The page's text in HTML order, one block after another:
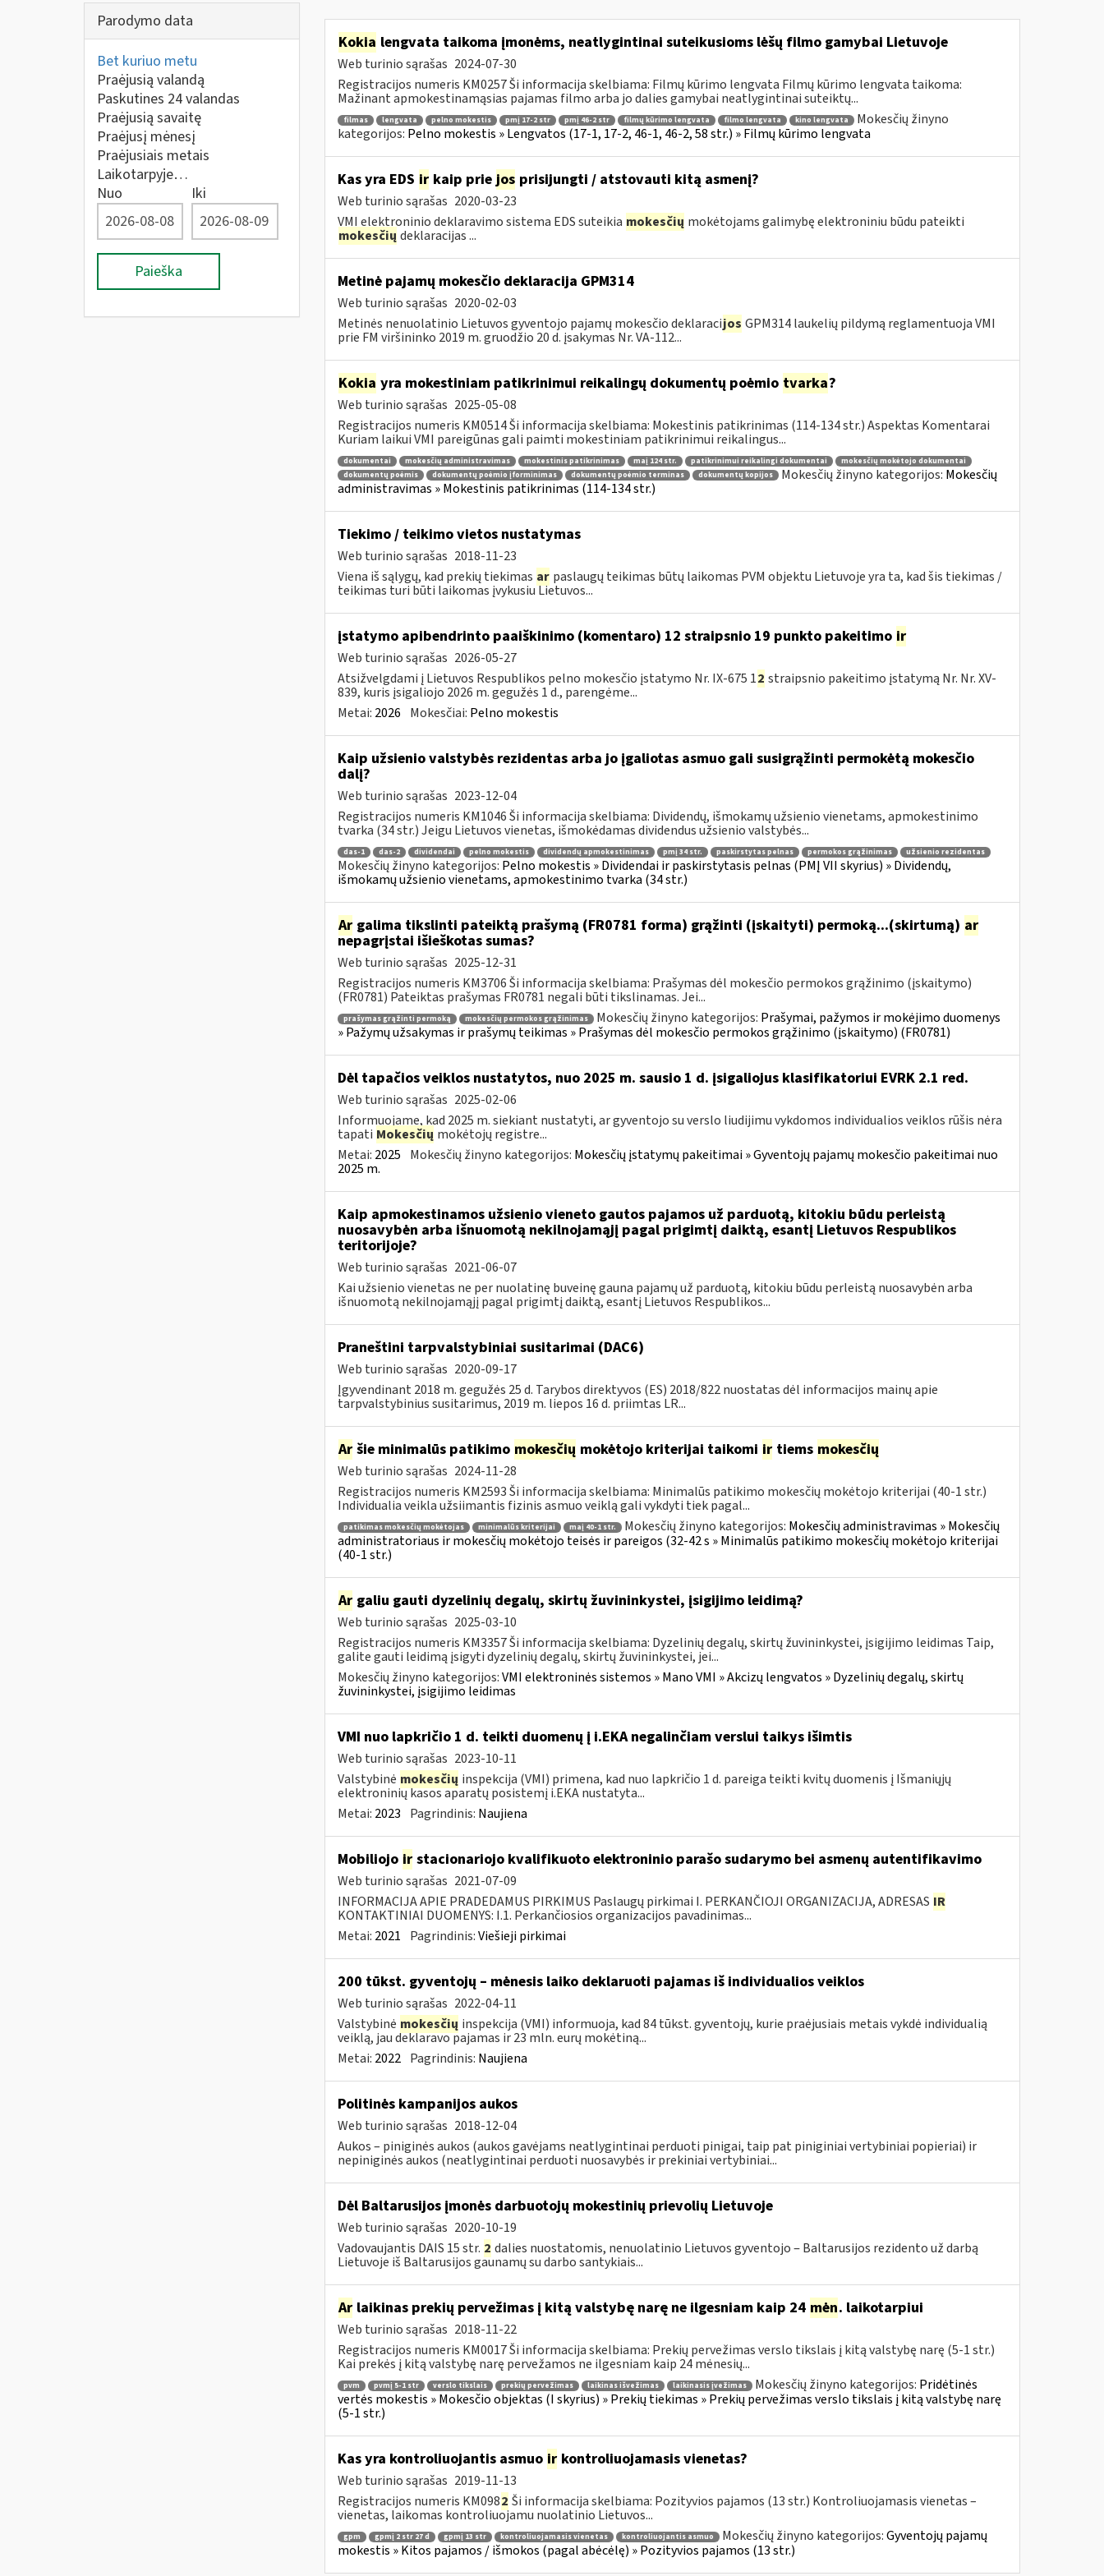
Parodymo data
Bet kuriuo metu
Praėjusią valandą
Paskutines 24 valandas
Praėjusią savaitę
Praėjusį mėnesį
Praėjusiais metais
Laikotarpyje…
Nuo
Iki
Paieška
Kokia lengvata taikoma įmonėms, neatlygintinai suteikusioms lėšų filmo gamybai Lietuvoje
Web turinio sąrašas 2024-07-30
Registracijos numeris KM0257 Ši informacija skelbiama: Filmų kūrimo lengvata Filmų kūrimo lengvata taikoma:
Mažinant apmokestinamąsias pajamas filmo arba jo dalies gamybai neatlygintinai suteiktų...
filmas lengvata pelno mokestis pmį 17-2 str pmį 46-2 str filmų kūrimo lengvata filmo lengvata kino lengvata
Mokesčių žinyno
kategorijos: Pelno mokestis » Lengvatos (17-1, 17-2, 46-1, 46-2, 58 str.) » Filmų kūrimo lengvata
Kas yra EDS irkaip priejos prisijungti / atstovauti kitą asmenį?
Web turinio sąrašas 2020-03-23
VMI elektroninio deklaravimo sistema EDS suteikia mokesčių mokėtojams galimybę elektroniniu būdu pateikti
mokesčių deklaracijas ...
Metinė pajamų mokesčio deklaracija GPM314
Web turinio sąrašas 2020-02-03
Metinės nenuolatinio Lietuvos gyventojo pajamų mokesčio deklaracijos GPM314 laukelių pildymą reglamentuoja VMI
prie FM viršininko 2019 m. gruodžio 20 d. įsakymas Nr. VA-112...
Kokia yra mokestiniam patikrinimui reikalingų dokumentų poėmio tvarka?
Web turinio sąrašas 2025-05-08
Registracijos numeris KM0514 Ši informacija skelbiama: Mokestinis patikrinimas (114-134 str.) Aspektas Komentarai
Kuriam laikui VMI pareigūnas gali paimti mokestiniam patikrinimui reikalingus...
dokumentai mokesčių administravimas mokestinis patikrinimas maį 124 str. patikrinimui reikalingi dokumentai
mokesčių mokėtojo dokumentai
dokumentų poėmis
dokumentų poėmio įforminimas dokumentų poėmio terminas dokumentų kopijos Mokesčių žinyno kategorijos: Mokesčių
administravimas » Mokestinis patikrinimas (114-134 str.)
Tiekimo / teikimo vietos nustatymas
Web turinio sąrašas 2018-11-23
Viena iš sąlygų, kad prekių tiekimas ar paslaugų teikimas būtų laikomas PVM objektu Lietuvoje yra ta, kad šis tiekimas /
teikimas turi būti laikomas įvykusiu Lietuvos...
įstatymo apibendrinto paaiškinimo (komentaro) 12 straipsnio 19 punkto pakeitimo ir
Web turinio sąrašas 2026-05-27
Atsižvelgdami į Lietuvos Respublikos pelno mokesčio įstatymo Nr. IX-675 12 straipsnio pakeitimo įstatymą Nr. Nr. XV-
839, kuris įsigaliojo 2026 m. gegužės 1 d., parengėme...
Metai: 2026 Mokesčiai: Pelno mokestis
Kaip užsienio valstybės rezidentas arba jo įgaliotas asmuo gali susigrąžinti permokėtą mokesčio
dalį?
Web turinio sąrašas 2023-12-04
Registracijos numeris KM1046 Ši informacija skelbiama: Dividendų, išmokamų užsienio vienetams, apmokestinimo
tvarka (34 str.) Jeigu Lietuvos vienetas, išmokėdamas dividendus užsienio valstybės...
das-1 das-2 dividendai pelno mokestis dividendų apmokestinimas pmį 34 str. paskirstytas pelnas permokos grąžinimas užsienio rezidentas
Mokesčių žinyno kategorijos: Pelno mokestis » Dividendai ir paskirstytasis pelnas (PMĮ VII skyrius) » Dividendų,
išmokamų užsienio vienetams, apmokestinimo tvarka (34 str.)
Argalima tikslinti pateiktą prašymą (FR0781 forma) grąžinti (įskaityti) permoką...(skirtumą) ar
nepagrįstai išieškotas sumas?
Web turinio sąrašas 2025-12-31
Registracijos numeris KM3706 Ši informacija skelbiama: Prašymas dėl mokesčio permokos grąžinimo (įskaitymo)
(FR0781) Pateiktas prašymas FR0781 negali būti tikslinamas. Jei...
prašymas grąžinti permoką mokesčių permokos grąžinimas Mokesčių žinyno kategorijos: Prašymai, pažymos ir mokėjimo duomenys
» Pažymų užsakymas ir prašymų teikimas » Prašymas dėl mokesčio permokos grąžinimo (įskaitymo) (FR0781)
Dėl tapačios veiklos nustatytos, nuo 2025 m. sausio 1 d. įsigaliojus klasifikatoriui EVRK 2.1 red.
Web turinio sąrašas 2025-02-06
Informuojame, kad 2025 m. siekiant nustatyti, ar gyventojo su verslo liudijimu vykdomos individualios veiklos rūšis nėra
tapati Mokesčių mokėtojų registre...
Metai: 2025 Mokesčių žinyno kategorijos: Mokesčių įstatymų pakeitimai » Gyventojų pajamų mokesčio pakeitimai nuo
2025 m.
Kaip apmokestinamos užsienio vieneto gautos pajamos už parduotą, kitokiu būdu perleistą
nuosavybėn arba išnuomotą nekilnojamąjį pagal prigimtį daiktą, esantį Lietuvos Respublikos
teritorijoje?
Web turinio sąrašas 2021-06-07
Kai užsienio vienetas ne per nuolatinę buveinę gauna pajamų už parduotą, kitokiu būdu perleistą nuosavybėn arba
išnuomotą nekilnojamąjį pagal prigimtį daiktą, esantį Lietuvos Respublikos...
Praneštini tarpvalstybiniai susitarimai (DAC6)
Web turinio sąrašas 2020-09-17
Įgyvendinant 2018 m. gegužės 25 d. Tarybos direktyvos (ES) 2018/822 nuostatas dėl informacijos mainų apie
tarpvalstybinius susitarimus, 2019 m. liepos 16 d. priimtas LR...
Aršie minimalūs patikimo mokesčių mokėtojo kriterijai taikomi irtiems mokesčių
Web turinio sąrašas 2024-11-28
Registracijos numeris KM2593 Ši informacija skelbiama: Minimalūs patikimo mokesčių mokėtojo kriterijai (40-1 str.)
Individualia veikla užsiimantis fizinis asmuo veiklą gali vykdyti tiek pagal...
patikimas mokesčių mokėtojas minimalūs kriterijai maį 40-1 str. Mokesčių žinyno kategorijos: Mokesčių administravimas » Mokesčių
administratoriaus ir mokesčių mokėtojo teisės ir pareigos (32-42 s » Minimalūs patikimo mokesčių mokėtojo kriterijai
(40-1 str.)
Argaliu gauti dyzelinių degalų, skirtų žuvininkystei, įsigijimo leidimą?
Web turinio sąrašas 2025-03-10
Registracijos numeris KM3357 Ši informacija skelbiama: Dyzelinių degalų, skirtų žuvininkystei, įsigijimo leidimas Taip,
galite gauti leidimą įsigyti dyzelinių degalų, skirtų žuvininkystei, jei...
Mokesčių žinyno kategorijos:VMI elektroninės sistemos » Mano VMI » Akcizų lengvatos » Dyzelinių degalų, skirtų
žuvininkystei, įsigijimo leidimas
VMI nuo lapkričio 1 d. teikti duomenų į i.EKA negalinčiam verslui taikys išimtis
Web turinio sąrašas 2023-10-11
Valstybinė mokesčių inspekcija (VMI) primena, kad nuo lapkričio 1 d. pareiga teikti kvitų duomenis į Išmaniųjų
elektroninių kasos aparatų posistemį i.EKA nustatyta...
Metai: 2023 Pagrindinis: Naujiena
Mobiliojo irstacionariojo kvalifikuoto elektroninio parašo sudarymo bei asmenų autentifikavimo
Web turinio sąrašas 2021-07-09
INFORMACIJA APIE PRADEDAMUS PIRKIMUS Paslaugų pirkimai I. PERKANČIOJI ORGANIZACIJA, ADRESAS IR
KONTAKTINIAI DUOMENYS: I.1. Perkančiosios organizacijos pavadinimas...
Metai: 2021 Pagrindinis:Viešieji pirkimai
200 tūkst. gyventojų – mėnesis laiko deklaruoti pajamas iš individualios veiklos
Web turinio sąrašas 2022-04-11
Valstybinė mokesčių inspekcija (VMI) informuoja, kad 84 tūkst. gyventojų, kurie praėjusiais metais vykdė individualią
veiklą, jau deklaravo pajamas ir 23 mln. eurų mokėtiną...
Metai: 2022 Pagrindinis: Naujiena
Politinės kampanijos aukos
Web turinio sąrašas 2018-12-04
Aukos – piniginės aukos (aukos gavėjams neatlygintinai perduoti pinigai, taip pat piniginiai vertybiniai popieriai) ir
nepiniginės aukos (neatlygintinai perduoti nuosavybės ir prekiniai vertybiniai...
Dėl Baltarusijos įmonės darbuotojų mokestinių prievolių Lietuvoje
Web turinio sąrašas 2020-10-19
Vadovaujantis DAIS 15 str. 2 dalies nuostatomis, nenuolatinio Lietuvos gyventojo ‒ Baltarusijos rezidento už darbą
Lietuvoje iš Baltarusijos gaunamų su darbo santykiais...
Arlaikinas prekių pervežimas į kitą valstybę narę ne ilgesniam kaip 24 mėn. laikotarpiui
Web turinio sąrašas 2018-11-22
Registracijos numeris KM0017 Ši informacija skelbiama: Prekių pervežimas verslo tikslais į kitą valstybę narę (5-1 str.)
Kai prekės į kitą valstybę narę pervežamos ne ilgesniam kaip 24 mėnesių...
pvm pvmį 5-1 str verslo tikslais prekių pervežimas laikinas išvežimas laikinasis įvežimas Mokesčių žinyno kategorijos: Pridėtinės
vertės mokestis » Mokesčio objektas (I skyrius) » Prekių tiekimas » Prekių pervežimas verslo tikslais į kitą valstybę narę
(5-1 str.)
Kas yra kontroliuojantis asmuo irkontroliuojamasis vienetas?
Web turinio sąrašas 2019-11-13
Registracijos numeris KM0982 Ši informacija skelbiama: Pozityvios pajamos (13 str.) Kontroliuojamasis vienetas –
vienetas, laikomas kontroliuojamu nuolatinio Lietuvos...
gpm gpmį 2 str 27 d gpmį 13 str kontroliuojamasis vienetas kontroliuojantis asmuo Mokesčių žinyno kategorijos:Gyventojų pajamų
mokestis » Kitos pajamos / išmokos (pagal abėcėlę) » Pozityvios pajamos (13 str.)